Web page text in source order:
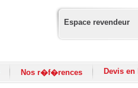
Espace revendeur
Nos r�f�rences Devis